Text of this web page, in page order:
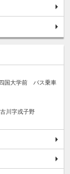
国大学前 バス乗車
川字戎子野